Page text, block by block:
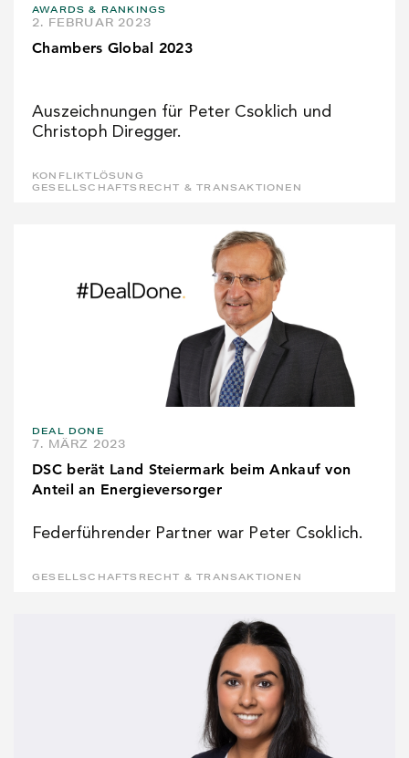
AWARDS & RANKINGS
2. FEBRUAR 2023
Chambers Global 2023
Auszeichnungen für Peter Csoklich und
Christoph Diregger.
KONFLIKTLÖSUNG
GESELLSCHAFTSRECHT & TRANSAKTIONEN
DEAL DONE
7. MÄRZ 2023
DSC berät Land Steiermark beim Ankauf von
Anteil an Energieversorger
Federführender Partner war Peter Csoklich.
GESELLSCHAFTSRECHT & TRANSAKTIONEN